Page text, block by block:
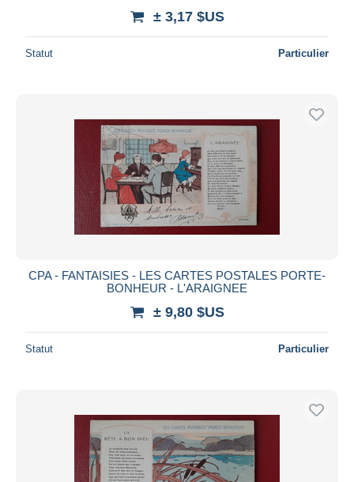
± 3,17 $US
Statut Particulier
CPA - FANTAISIES - LES CARTES POSTALES PORTE-
BONHEUR - L'ARAIGNEE
± 9,80 $US
Statut Particulier